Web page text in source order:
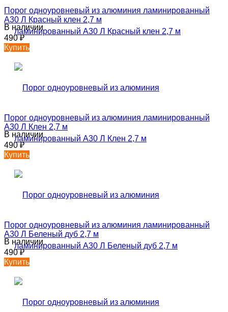
Порог одноуровневый из алюминия ламинированный
А30 Л Красный клен 2,7 м
В наличии
490₽
Купить
Порог одноуровневый из алюминия ламинированный
А30 Л Клен 2,7 м
В наличии
490₽
Купить
Порог одноуровневый из алюминия ламинированный
А30 Л Беленый дуб 2,7 м
В наличии
490₽
Купить